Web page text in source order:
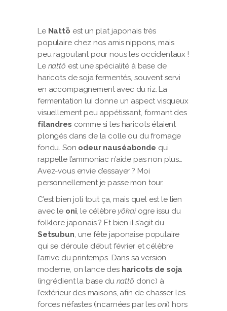
Le Nattō est un plat japonais très
populaire chez nos amis nippons, mais
peu ragoutant pour nous les occidentaux !
Le nattō est une spécialité à base de
haricots de soja fermentés, souvent servi
en accompagnement avec du riz. La
fermentation lui donne un aspect visqueux
visuellement peu appétissant, formant des
filandres comme si les haricots étaient
plongés dans de la colle ou du fromage
fondu. Son odeur nauséabonde qui
rappelle l’ammoniac n’aide pas non plus…
Avez-vous envie d’essayer ? Moi
personnellement je passe mon tour.
C’est bien joli tout ça, mais quel est le lien
avec le oni, le célèbre yōkaiogre issu du
folklore japonais ? Et bien il s’agit du
Setsubun, une fête japonaise populaire
qui se déroule début février et célèbre
l’arrive du printemps. Dans sa version
moderne, on lance des haricots de soja
(ingrédient la base du nattō donc) à
l’extérieur des maisons, afin de chasser les
forces néfastes (incarnées par les oni) hors